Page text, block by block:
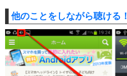
他のことをしながら聴ける！